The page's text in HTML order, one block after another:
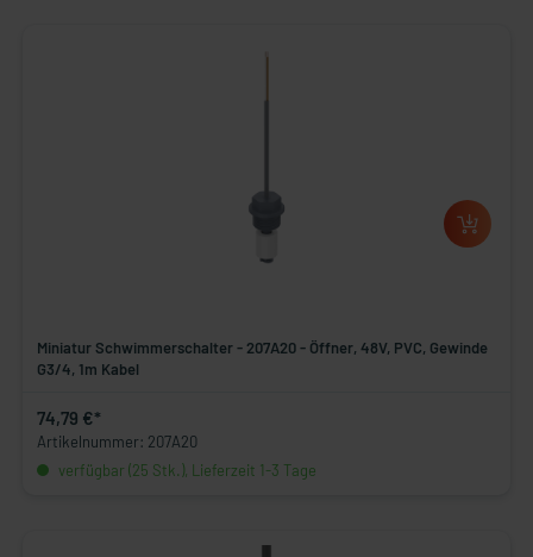
Miniatur Schwimmerschalter - 207A20 - Öffner, 48V, PVC, Gewinde
G3/4, 1m Kabel
74,79 €*
Artikelnummer: 207A20
verfügbar (25 Stk.), Lieferzeit 1-3 Tage